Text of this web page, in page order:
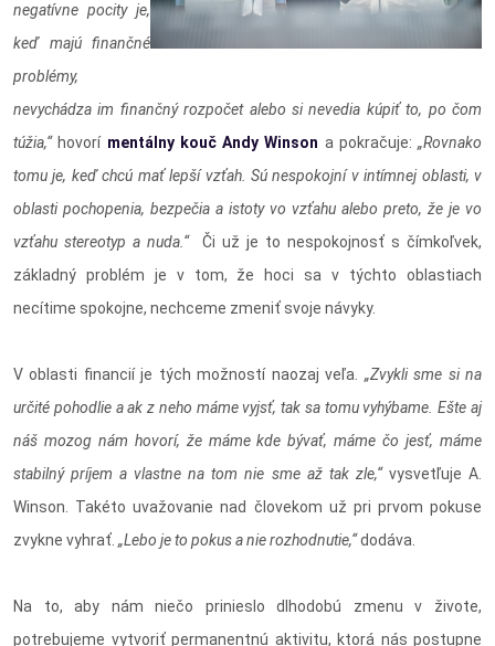
negatívne pocity je,
keď majú finančné
problémy,
nevychádza im finančný rozpočet alebo si nevedia kúpiť to, po čom
túžia,“hovorí mentálny kouč Andy Winson a pokračuje: „Rovnako
tomu je, keď chcú mať lepší vzťah. Sú nespokojní v intímnej oblasti, v
oblasti pochopenia, bezpečia a istoty vo vzťahu alebo preto, že je vo
vzťahu stereotyp a nuda.“Či už je to nespokojnosť s čímkoľvek,
základný problém je v tom, že hoci sa v týchto oblastiach
necítime spokojne, nechceme zmeniť svoje návyky.
V oblasti financií je tých možností naozaj veľa. „Zvykli sme si na
určité pohodlie a ak z neho máme vyjsť, tak sa tomu vyhýbame. Ešte aj
náš mozog nám hovorí, že máme kde bývať, máme čo jesť, máme
stabilný príjem a vlastne na tom nie sme až tak zle,“vysvetľuje A.
Winson. Takéto uvažovanie nad človekom už pri prvom pokuse
zvykne vyhrať. „Lebo je to pokus a nie rozhodnutie,“dodáva.
Na to, aby nám niečo prinieslo dlhodobú zmenu v živote,
potrebujeme vytvoriť permanentnú aktivitu, ktorá nás postupne